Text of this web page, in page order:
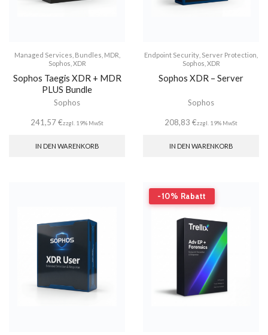
Managed Services Bundles MDR
Sophos XDR
Sophos Taegis XDR + MDR
PLUS Bundle
Sophos
241,57€zzgl. 19% MwSt
IN DEN WARENKORB
Endpoint Security Server Protection
Sophos XDR
Sophos XDR – Server
Sophos
208,83 €zzgl. 19% MwSt
IN DEN WARENKORB
-10% Rabatt